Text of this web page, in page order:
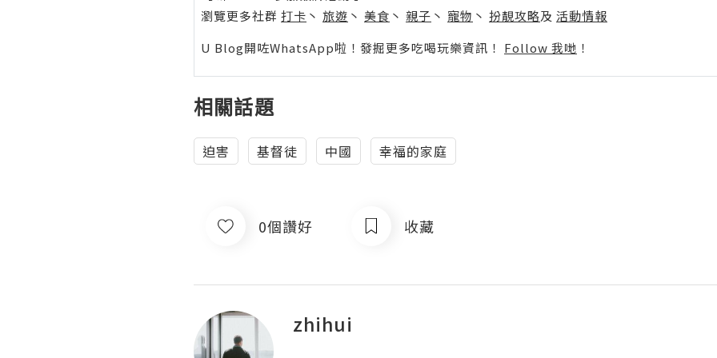
瀏覽更多社群 打卡 丶 旅遊 丶 美食 丶 親子 丶 寵物 丶 扮靚攻略及 活動情報
U Blog開咗WhatsApp啦！發掘更多吃喝玩樂資訊！ Follow 我哋 ！
相關話題
迫害 基督徒 中國 幸福的家庭
0個讚好 收藏
zhihui